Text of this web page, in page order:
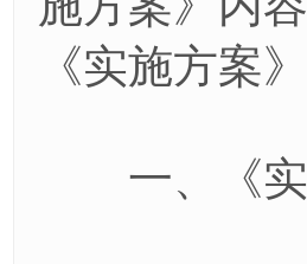
《实施方案
一、《实